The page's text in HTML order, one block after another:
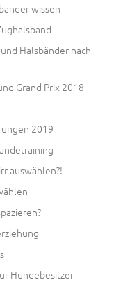
wissen
Halsbänder nach
Grand Prix 2018
2019
auswählen?!
Hundebesitzer